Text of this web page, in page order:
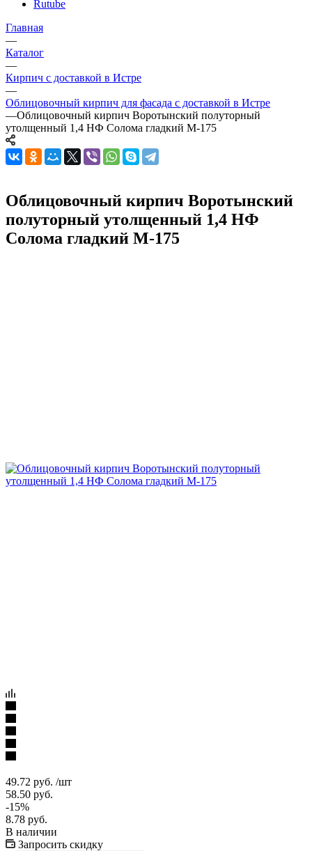
Rutube
Главная
—
Каталог
—
Кирпич с доставкой в Истре
—
Облицовочный кирпич для фасада с доставкой в Истре
—Облицовочный кирпич Воротынский полуторный
утолщенный 1,4 НФ Солома гладкий М-175
Облицовочный кирпич Воротынский
полуторный утолщенный 1,4 НФ
Солома гладкий М-175
49.72 руб. /шт
58.50 руб.
-15%
8.78 руб.
В наличии
Запросить скидку